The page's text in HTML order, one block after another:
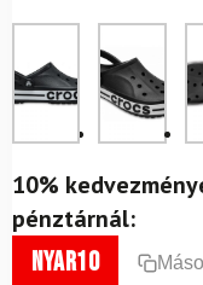
10%
pénztárnál:
nyar10